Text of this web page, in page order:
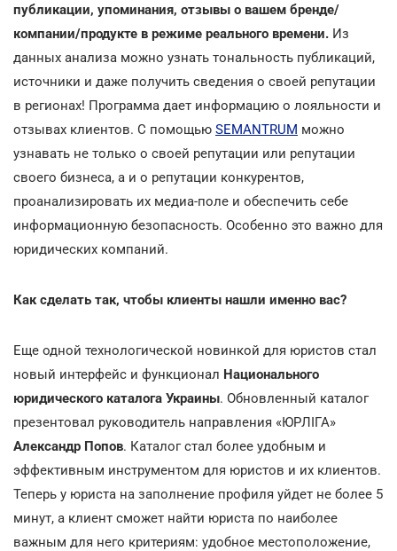
публикации, упоминания, отзывы о вашем бренде/
компании/продукте в режиме реального времени. Из
данных анализа можно узнать тональность публикаций,
источники и даже получить сведения о своей репутации
в регионах! Программа дает информацию о лояльности и
отзывах клиентов. С помощью SEMANTRUM можно
узнавать не только о своей репутации или репутации
своего бизнеса, а и о репутации конкурентов,
проанализировать их медиа-поле и обеспечить себе
информационную безопасность. Особенно это важно для
юридических компаний.
Как сделать так, чтобы клиенты нашли именно вас?
Еще одной технологической новинкой для юристов стал
новый интерфейс и функционал Национального
юридического каталога Украины. Обновленный каталог
презентовал руководитель направления «ЮРЛІГА»
Александр Попов. Каталог стал более удобным и
эффективным инструментом для юристов и их клиентов.
Теперь у юриста на заполнение профиля уйдет не более 5
минут, а клиент сможет найти юриста по наиболее
важным для него критериям: удобное местоположение,